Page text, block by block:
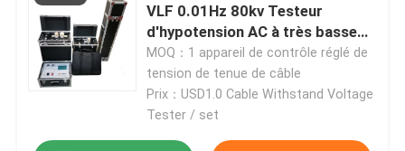
VLF 0.01Hz 80kv Testeur
d'hypotension AC à très basse
fréquence
MOQ：1 appareil de contrôle réglé de
tension de tenue de câble
Prix：USD1.0 Cable Withstand Voltage
Tester / set